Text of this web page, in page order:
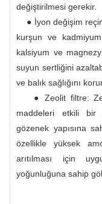
değiştirilmesi gerekir.
● İyon değişim
kurşun ve
kalsiyum ve
suyun sertliğini
ve balık sağlığını
● Zeolit ​​filtre:
maddeleri etkili bir
gözenek yapısına
özellikle yüksek
arıtılması için
yoğunluğuna sahip